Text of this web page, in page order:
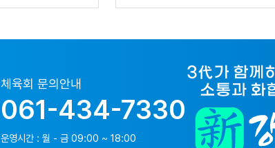
체육회 문의안내
061-434-7330
운영시간 : 월 - 금 09:00 ~ 18:00